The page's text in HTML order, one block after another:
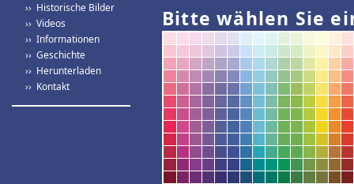
›› Historische Bilder
›› Videos
›› Informationen
›› Geschichte
›› Herunterladen
›› Kontakt
Bitte wählen Sie